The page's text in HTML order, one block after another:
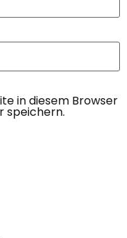
in diesem Browser
speichern.